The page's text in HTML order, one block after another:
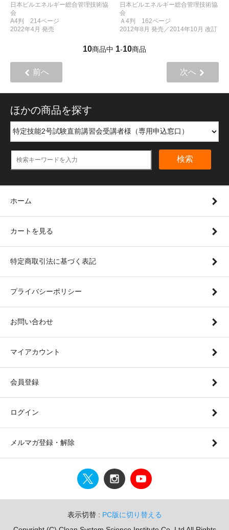
日本ビルエネルギー総合管理技術協
会
A4判 214ページ
2022年4月 発売
日本ビルエネルギー総合管理技術協
会
Ａ4判 162ページ
2012年8月 発売／2014年10月 改訂
10商品中 1-10商品
前へ 次へ
ほかの商品を探す
検索
ホーム
カートを見る
特定商取引法に基づく表記
プライバシーポリシー
お問い合わせ
マイアカウント
会員登録
ログイン
メルマガ登録・解除
表示切替 : PC版に切り替える